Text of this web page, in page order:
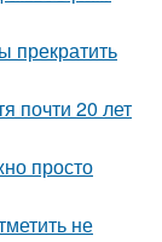
прекратить
почти 20 лет
просто
не